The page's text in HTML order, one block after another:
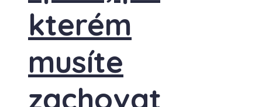
kterém
musíte
zachovat